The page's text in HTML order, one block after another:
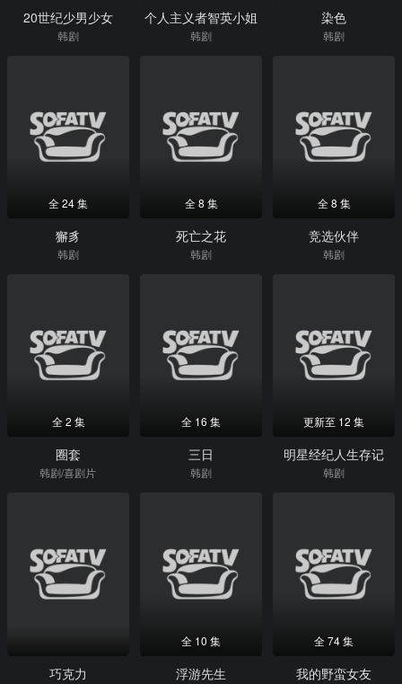
20世纪少男少女
韩剧
个人主义者智英小姐
韩剧
染色
韩剧
全 24 集
獬豸
韩剧
全 8 集
死亡之花
韩剧
全 8 集
竞选伙伴
韩剧
全 2 集
圈套
韩剧/喜剧片
全 16 集
三日
韩剧
更新至 12 集
明星经纪人生存记
韩剧
巧克力
全 10 集
浮游先生
全 74 集
我的野蛮女友